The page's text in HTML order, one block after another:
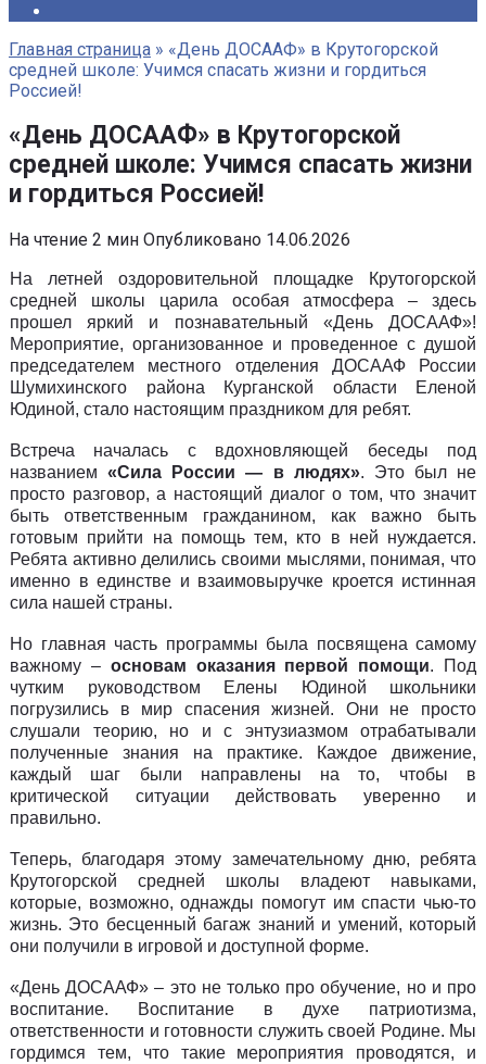
Главная страница » «День ДОСААФ» в Крутогорской
средней школе: Учимся спасать жизни и гордиться
Россией!
«День ДОСААФ» в Крутогорской
средней школе: Учимся спасать жизни
и гордиться Россией!
На чтение 2 мин Опубликовано 14.06.2026
На летней оздоровительной площадке Крутогорской
средней школы царила особая атмосфера – здесь
прошел яркий и познавательный «День ДОСААФ»!
Мероприятие, организованное и проведенное с душой
председателем местного отделения ДОСААФ России
Шумихинского района Курганской области Еленой
Юдиной, стало настоящим праздником для ребят.
Встреча началась с вдохновляющей беседы под
названием«Сила России — в людях». Это был не
просто разговор, а настоящий диалог о том, что значит
быть ответственным гражданином, как важно быть
готовым прийти на помощь тем, кто в ней нуждается.
Ребята активно делились своими мыслями, понимая, что
именно в единстве и взаимовыручке кроется истинная
сила нашей страны.
Но главная часть программы была посвящена самому
важному – основам оказания первой помощи. Под
чутким руководством Елены Юдиной школьники
погрузились в мир спасения жизней. Они не просто
слушали теорию, но и с энтузиазмом отрабатывали
полученные знания на практике. Каждое движение,
каждый шаг были направлены на то, чтобы в
критической ситуации действовать уверенно и
правильно.
Теперь, благодаря этому замечательному дню, ребята
Крутогорской средней школы владеют навыками,
которые, возможно, однажды помогут им спасти чью-то
жизнь. Это бесценный багаж знаний и умений, который
они получили в игровой и доступной форме.
«День ДОСААФ» – это не только про обучение, но и про
воспитание. Воспитание в духе патриотизма,
ответственности и готовности служить своей Родине. Мы
гордимся тем, что такие мероприятия проводятся, и